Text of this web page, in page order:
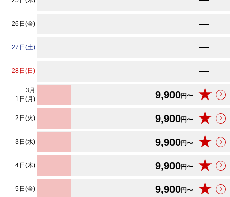
26日(金) ★
27日(土) ★
28日(日) ★
3 月
1日(月)
9,900円〜 ★
2日(火) 9,900円〜 ★
3日(水) 9,900円〜 ★
4日(木) 9,900円〜 ★
5日(金) 9,900円〜 ★